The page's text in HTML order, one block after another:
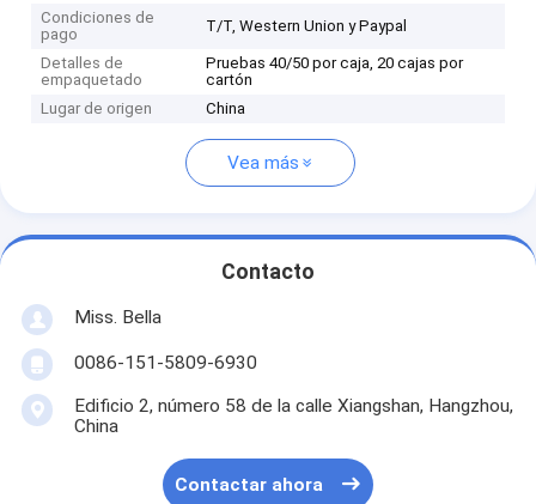
Condiciones de
pago
T/T, Western Union y Paypal
Detalles de
empaquetado
Pruebas 40/50 por caja, 20 cajas por
cartón
Lugar de origen
China
Vea más
Contacto
Miss. Bella
0086-151-5809-6930
Edificio 2, número 58 de la calle Xiangshan, Hangzhou,
China
Contactar ahora